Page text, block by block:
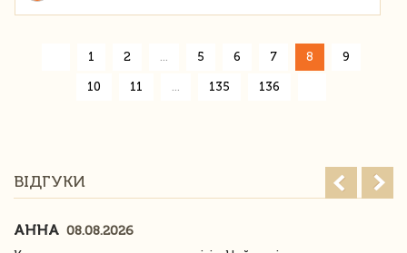
1 2 5 6 7 8 9
10 11 135 136
ВІДГУКИ
АННА 08.08.2026